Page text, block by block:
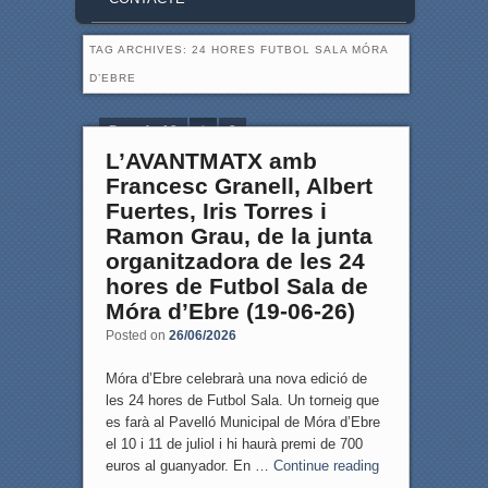
TAG ARCHIVES: 24 HORES FUTBOL SALA MÓRA
D’EBRE
Page 1 of 2 1 2
L’AVANTMATX amb
Francesc Granell, Albert
Fuertes, Iris Torres i
Ramon Grau, de la junta
organitzadora de les 24
hores de Futbol Sala de
Móra d’Ebre (19-06-26)
Posted on 26/06/2026
Móra d’Ebre celebrarà una nova edició de
les 24 hores de Futbol Sala. Un torneig que
es farà al Pavelló Municipal de Móra d’Ebre
el 10 i 11 de juliol i hi haurà premi de 700
euros al guanyador. En … Continue reading